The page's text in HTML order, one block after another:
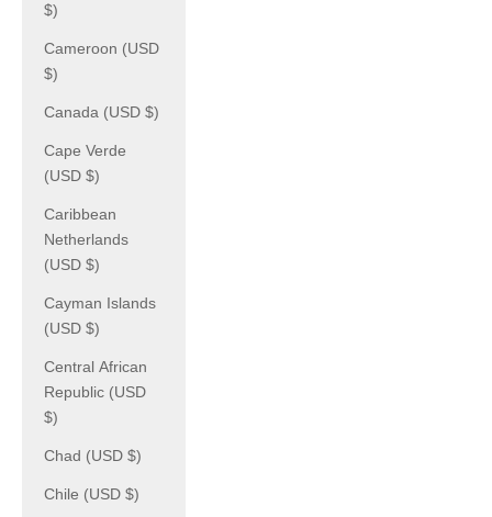
$)
Cameroon (USD
$)
Canada (USD $)
Cape Verde
(USD $)
Caribbean
Netherlands
(USD $)
Cayman Islands
(USD $)
Central African
Republic (USD
$)
Chad (USD $)
Chile (USD $)